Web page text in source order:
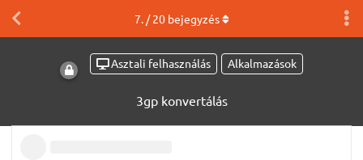
Asztali felhasználás Alkalmazások
3gp konvertálás
7. /20bejegyzés